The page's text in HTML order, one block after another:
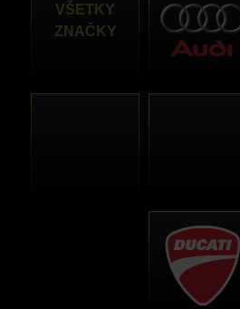
VŠETKY
ZNAČKY